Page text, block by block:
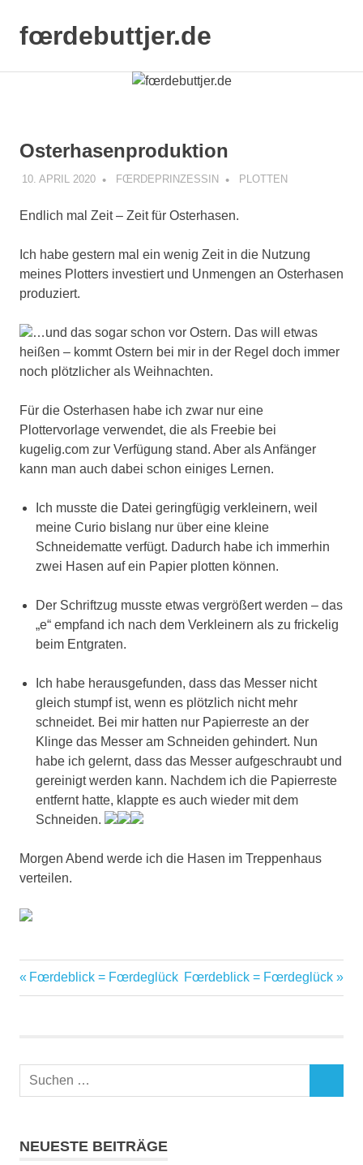
Inhalt
springen
fœrdebuttjer.de
Osterhasenproduktion
10. APRIL 2020 FŒRDEPRINZESSIN PLOTTEN
Endlich mal Zeit – Zeit für Osterhasen.
Ich habe gestern mal ein wenig Zeit in die Nutzung
meines Plotters investiert und Unmengen an Osterhasen
produziert.
…und das sogar schon vor Ostern. Das will etwas
heißen – kommt Ostern bei mir in der Regel doch immer
noch plötzlicher als Weihnachten.
Für die Osterhasen habe ich zwar nur eine
Plottervorlage verwendet, die als Freebie bei
kugelig.com zur Verfügung stand. Aber als Anfänger
kann man auch dabei schon einiges Lernen.
Ich musste die Datei geringfügig verkleinern, weil
meine Curio bislang nur über eine kleine
Schneidematte verfügt. Dadurch habe ich immerhin
zwei Hasen auf ein Papier plotten können.
Der Schriftzug musste etwas vergrößert werden – das
„e“ empfand ich nach dem Verkleinern als zu frickelig
beim Entgraten.
Ich habe herausgefunden, dass das Messer nicht
gleich stumpf ist, wenn es plötzlich nicht mehr
schneidet. Bei mir hatten nur Papierreste an der
Klinge das Messer am Schneiden gehindert. Nun
habe ich gelernt, dass das Messer aufgeschraubt und
gereinigt werden kann. Nachdem ich die Papierreste
entfernt hatte, klappte es auch wieder mit dem
Schneiden.
Morgen Abend werde ich die Hasen im Treppenhaus
verteilen.
Beitragsnavigation
Vorheriger
Beitrag:
Fœrdeblick = Fœrdeglück Nächster
Beitrag:
Fœrdeblick = Fœrdeglück
Suchen
NEUESTE BEITRÄGE